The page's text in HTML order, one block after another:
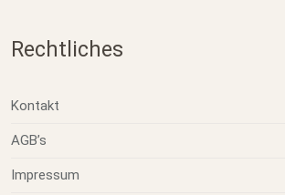
Rechtliches
Kontakt
AGB’s
Impressum